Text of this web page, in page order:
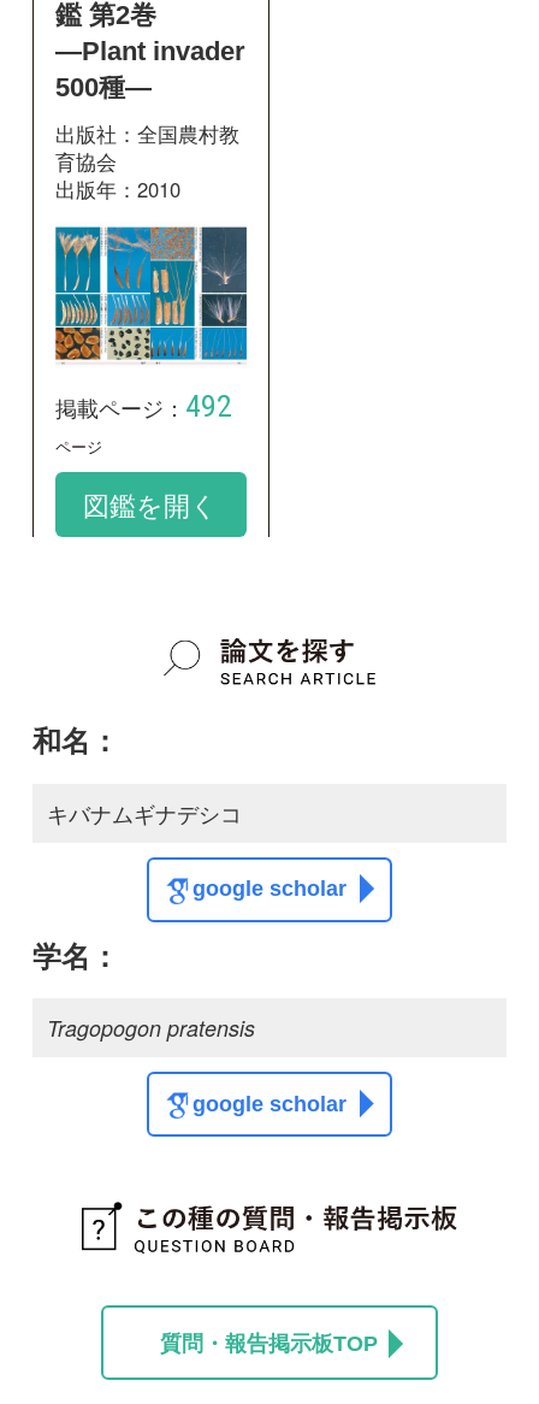
和名：
キバナムギナデシコ
google scholar
学名：
Tragopogon pratensis
google scholar
質問・報告掲示板TOP
スレッド
この種の写真を募集中です！お寄せください！
初めての方へ コース一覧 使い方ガイド
補足リンク集
マイページ